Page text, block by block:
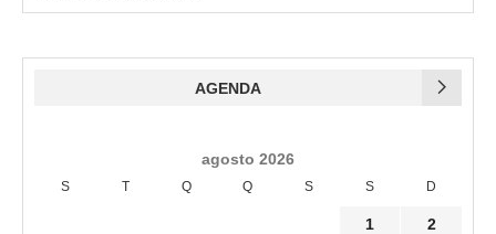
AGENDA
agosto 2026
S T Q Q S S D
1 2